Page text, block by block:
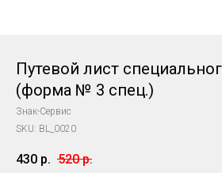
Путевой лист
(форма № 3 спец.)
Знак-Сервис
SKU: BL_0020
430 р. 520 р.